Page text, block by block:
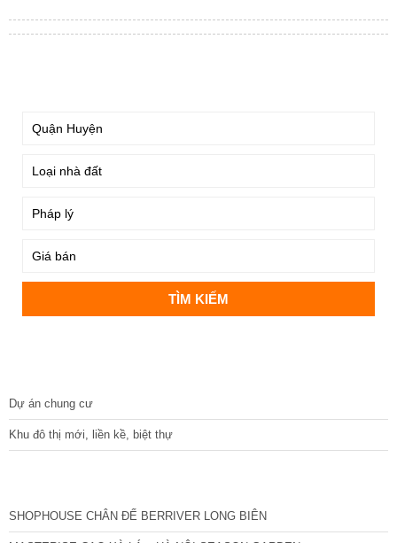
Dự án chung cư
Khu đô thị mới, liền kề, biệt thự
SHOPHOUSE CHÂN ĐẾ BERRIVER LONG BIÊN